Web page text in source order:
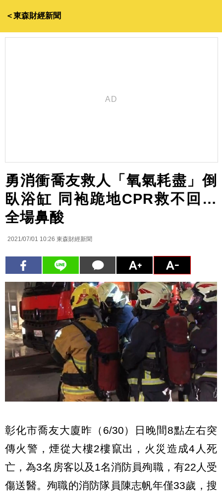
＜東森財經新聞
勇消衝喬友救人「氧氣耗盡」倒
臥浴缸 同袍跪地CPR救不回…
全場鼻酸
2021/07/01 10:26 東森財經新聞
彰化市喬友大廈昨（6/30）日晚間8點左右突
傳火警，煙從大樓2樓竄出，火災造成4人死
亡，為3名房客以及1名消防員殉職，有22人受
傷送醫。殉職的消防隊員陳志帆年僅33歲，搜